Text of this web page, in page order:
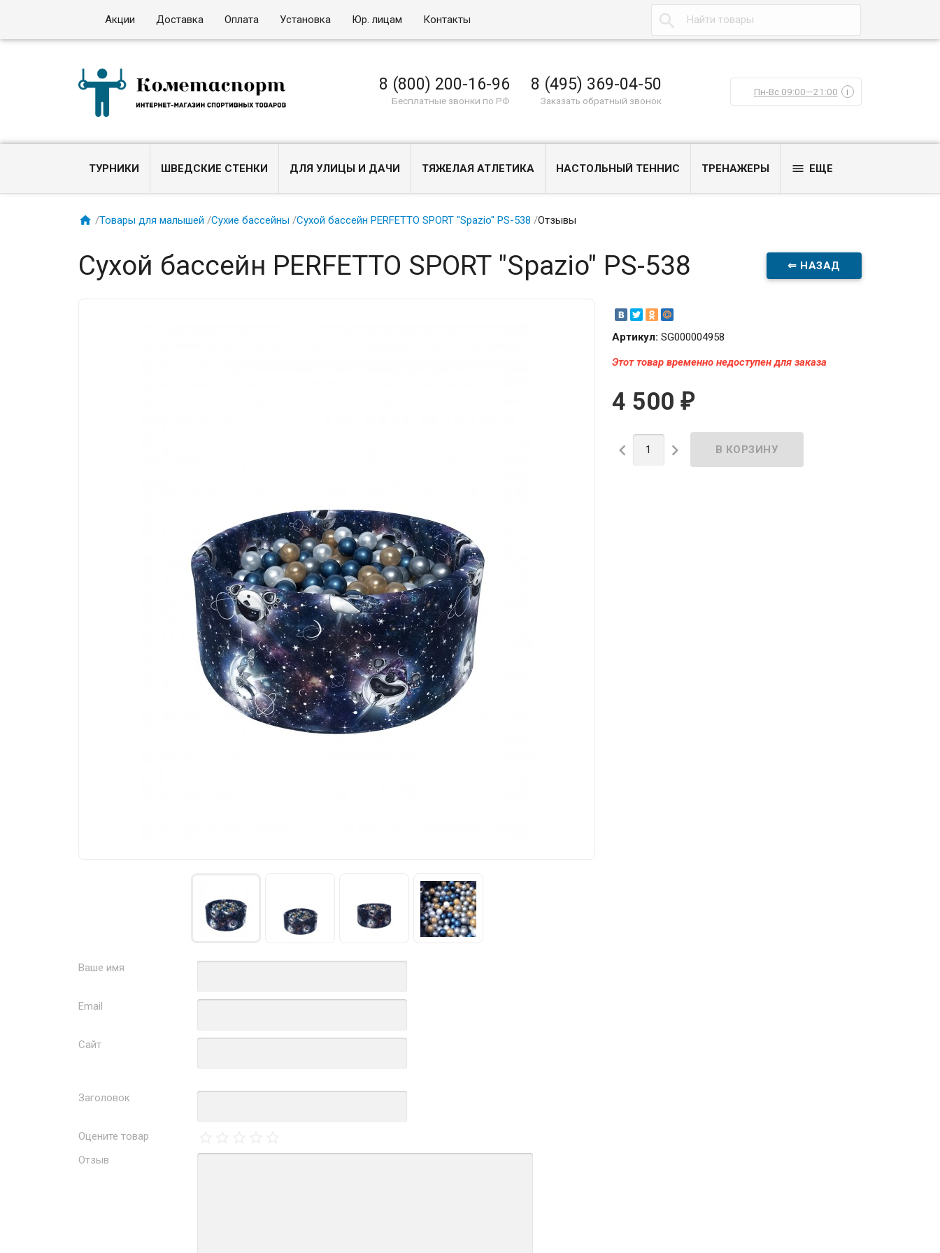
Акции Доставка Оплата Установка Юр. лицам Контакты 
8 (800) 200-16-96
Бесплатные звонки по РФ
8 (495) 369-04-50
Заказать обратный звонок
Пн-Вс 09:00—21:00 i
ТУРНИКИ ШВЕДСКИЕ СТЕНКИ ДЛЯ УЛИЦЫ И ДАЧИ ТЯЖЕЛАЯ АТЛЕТИКА НАСТОЛЬНЫЙ ТЕННИС ТРЕНАЖЕРЫ  ЕЩЕ
 /Товары для малышей /Сухие бассейны /Сухой бассейн PERFETTO SPORT "Spazio" PS-538 /Отзывы
⇐ НАЗАД
Сухой бассейн PERFETTO SPORT "Spazio" PS-538
Артикул: SG000004958
Этот товар временно недоступен для заказа
4 500 ₽
 
Ваше имя
Email
Сайт
Заголовок
Оцените товар
Отзыв